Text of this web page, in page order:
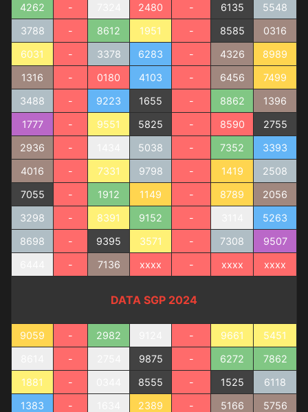
4262
- 2480 - 6135
5548
3788
- 8612 1951 - 8585
0316
6031
- 3378 6283 - 4326
8989
1316
- 0180 4103 - 6456
7499
3488
- 9223 1655 - 8862
1396
1777
- 9551 5825 - 8590
2755
2936
- 5038 - 7352
3393
4016
- 7331 9798 - 1419
2508
7055
- 1912 1149 - 8789
2056
3298
- 8391 9152 -
5263
8698
- 9395 3571 - 7308
9507
- 7136 xxxx - xxxx xxxx
DATA SGP 2024
9059 - 2982 - 9661
5451
- 9875 - 6272
7862
1881
- 8555 - 1525
6118
1383
- 2389 - 5166
5756